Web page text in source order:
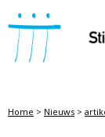
STICHTING
Home > Nieuws >